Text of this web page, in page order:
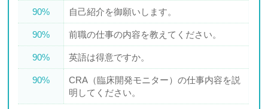
90% 自己紹介を御願いします。
90% 前職の仕事の内容を教えてください。
90% 英語は得意ですか。
90%
CRA（臨床開発モニター）の仕事内容を説
明してください。